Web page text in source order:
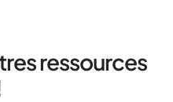
ressources